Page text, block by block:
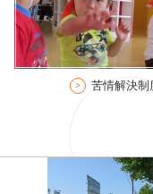
苦情解決制